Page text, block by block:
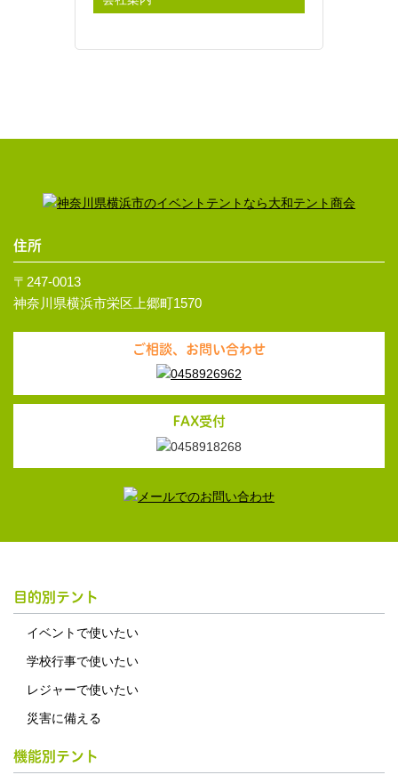
住所
〒247-0013
神奈川県横浜市栄区上郷町1570
ご相談、お問い合わせ
FAX受付
目的別テント
イベントで使いたい
学校行事で使いたい
レジャーで使いたい
災害に備える
機能別テント